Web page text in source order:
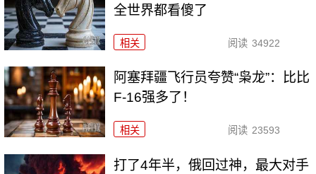
全世界都看傻了
相关 阅读 34922
阿塞拜疆飞行员夸赞“枭龙”：比比
F-16强多了！
相关 阅读 23593
打了4年半，俄回过神，最大对手